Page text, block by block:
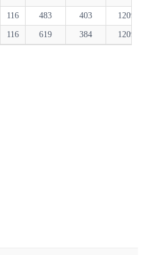
116 483 403 1209
116 619 384 1209